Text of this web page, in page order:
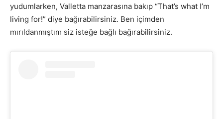
yudumlarken, Valletta manzarasına bakıp “That’s what I’m
living for!” diye bağırabilirsiniz. Ben içimden
mırıldanmıştım siz isteğe bağlı bağırabilirsiniz.